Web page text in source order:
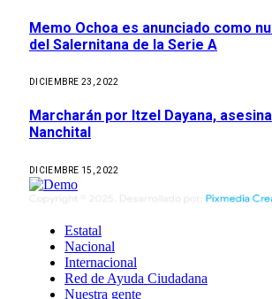
Memo Ochoa es anunciado como
del Salernitana de la Serie A
DICIEMBRE 23, 2022
Marcharán por Itzel Dayana,
Nanchital
DICIEMBRE 15, 2022
Estatal
Nacional
Internacional
Red de Ayuda Ciudadana
Nuestra gente